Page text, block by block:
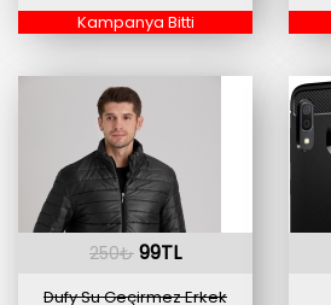
Kampanya Bitti
250₺ 99TL
Dufy Su Geçirmez Erkek